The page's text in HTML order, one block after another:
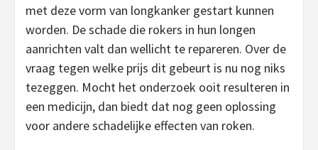
met deze vorm van longkanker gestart kunnen
worden. De schade die rokers in hun longen
aanrichten valt dan wellicht te repareren. Over de
vraag tegen welke prijs dit gebeurt is nu nog niks
tezeggen. Mocht het onderzoek ooit resulteren in
een medicijn, dan biedt dat nog geen oplossing
voor andere schadelijke effecten van roken.